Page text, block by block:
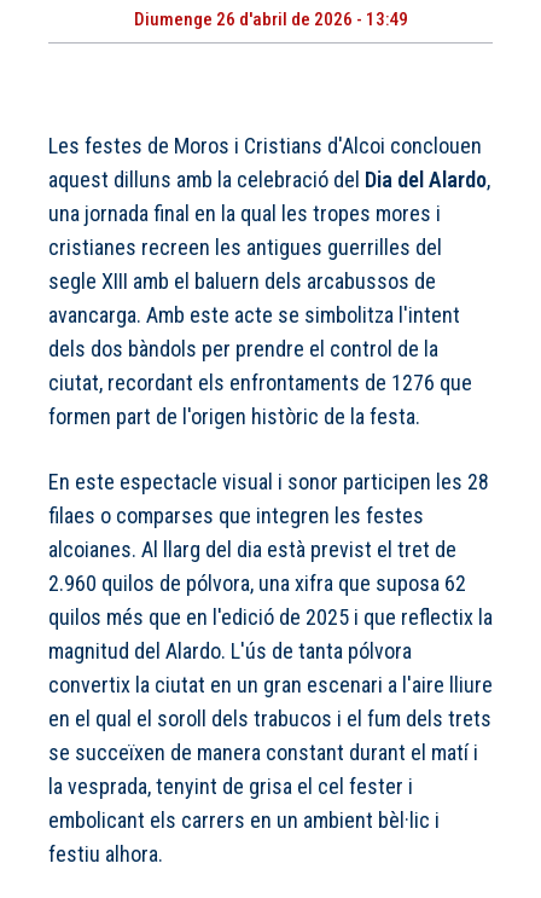
Diumenge 26 d'abril de 2026 - 13:49
Les festes de Moros i Cristians d'Alcoi conclouen
aquest dilluns amb la celebració del Dia del Alardo,
una jornada final en la qual les tropes mores i
cristianes recreen les antigues guerrilles del
segle XIII amb el baluern dels arcabussos de
avancarga. Amb este acte se simbolitza l'intent
dels dos bàndols per prendre el control de la
ciutat, recordant els enfrontaments de 1276 que
formen part de l'origen històric de la festa.
En este espectacle visual i sonor participen les 28
filaes o comparses que integren les festes
alcoianes. Al llarg del dia està previst el tret de
2.960 quilos de pólvora, una xifra que suposa 62
quilos més que en l'edició de 2025 i que reflectix la
magnitud del Alardo. L'ús de tanta pólvora
convertix la ciutat en un gran escenari a l'aire lliure
en el qual el soroll dels trabucos i el fum dels trets
se succeïxen de manera constant durant el matí i
la vesprada, tenyint de grisa el cel fester i
embolicant els carrers en un ambient bèl·lic i
festiu alhora.